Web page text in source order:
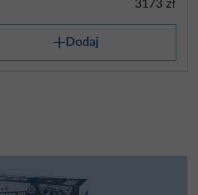
3173 zł
Dodaj